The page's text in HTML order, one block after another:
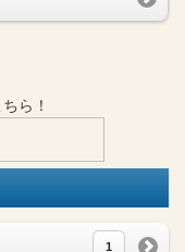
ら！
1